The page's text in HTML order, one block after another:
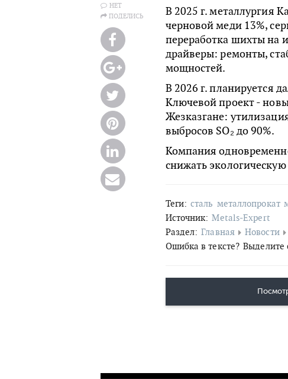
НЕТ
ПОДЕЛИСЬ
В 2025 г. металлургия
черновой меди 13%,
переработка шихты на
драйверы: ремонты,
мощностей.
В 2026 г. планируется
Ключевой проект -
Жезказгане:
выбросов SO₂ до 90%.
Компания
снижать экологическую
Теги: сталь металлопрокат
Источник: Metals-Expert
Раздел: Главная Новости
Ошибка в тексте? Выделите